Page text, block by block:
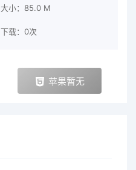
大小：85.0 M
下载：0次
苹果暂无